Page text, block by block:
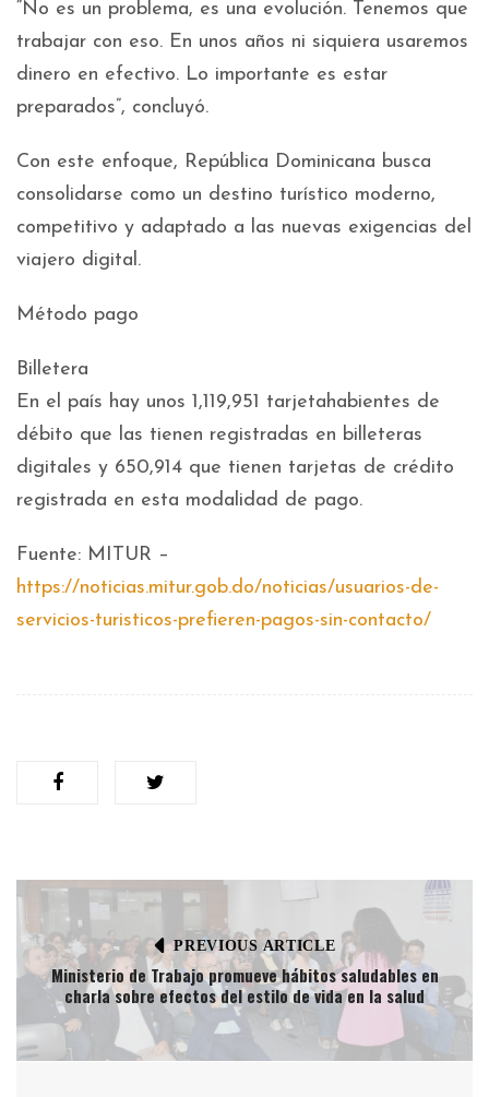
“No es un problema, es una evolución. Tenemos que
trabajar con eso. En unos años ni siquiera usaremos
dinero en efectivo. Lo importante es estar
preparados”, concluyó.
Con este enfoque, República Dominicana busca
consolidarse como un destino turístico moderno,
competitivo y adaptado a las nuevas exigencias del
viajero digital.
Método pago
Billetera
En el país hay unos 1,119,951 tarjetahabientes de
débito que las tienen registradas en billeteras
digitales y 650,914 que tienen tarjetas de crédito
registrada en esta modalidad de pago.
Fuente: MITUR –
https://noticias.mitur.gob.do/noticias/usuarios-de-
servicios-turisticos-prefieren-pagos-sin-contacto/
PREVIOUS ARTICLE
Ministerio de Trabajo promueve hábitos saludables en
charla sobre efectos del estilo de vida en la salud